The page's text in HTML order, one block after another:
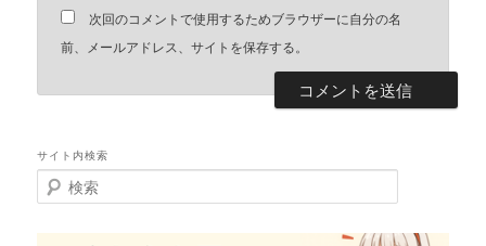
次回のコメントで使用するためブラウザーに自分の名
前、メールアドレス、サイトを保存する。
サイト内検索
検
索